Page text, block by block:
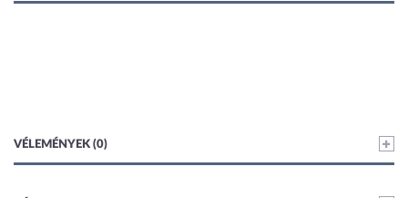
VÉLEMÉNYEK (0)